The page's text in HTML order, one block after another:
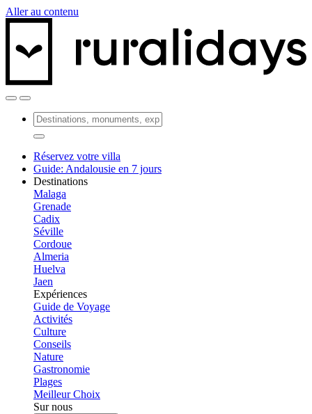
Aller au contenu
Réservez votre villa
Guide: Andalousie en 7 jours
Destinations
Malaga
Grenade
Cadix
Séville
Cordoue
Almeria
Huelva
Jaen
Expériences
Guide de Voyage
Activités
Culture
Conseils
Nature
Gastronomie
Plages
Meilleur Choix
Sur nous